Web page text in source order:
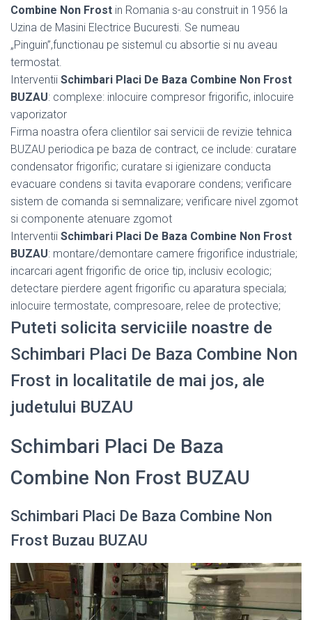
Combine Non Frost in Romania s-au construit in 1956 la
Uzina de Masini Electrice Bucuresti. Se numeau
„Pinguin”,functionau pe sistemul cu absortie si nu aveau
termostat.
Interventii Schimbari Placi De Baza Combine Non Frost
BUZAU: complexe: inlocuire compresor frigorific, inlocuire
vaporizator
Firma noastra ofera clientilor sai servicii de revizie tehnica
BUZAU periodica pe baza de contract, ce include: curatare
condensator frigorific; curatare si igienizare conducta
evacuare condens si tavita evaporare condens; verificare
sistem de comanda si semnalizare; verificare nivel zgomot
si componente atenuare zgomot
Interventii Schimbari Placi De Baza Combine Non Frost
BUZAU: montare/demontare camere frigorifice industriale;
incarcari agent frigorific de orice tip, inclusiv ecologic;
detectare pierdere agent frigorific cu aparatura speciala;
inlocuire termostate, compresoare, relee de protective;
Puteti solicita serviciile noastre de
Schimbari Placi De Baza Combine Non
Frost in localitatile de mai jos, ale
judetului BUZAU
Schimbari Placi De Baza
Combine Non Frost BUZAU
Schimbari Placi De Baza Combine Non
Frost Buzau BUZAU